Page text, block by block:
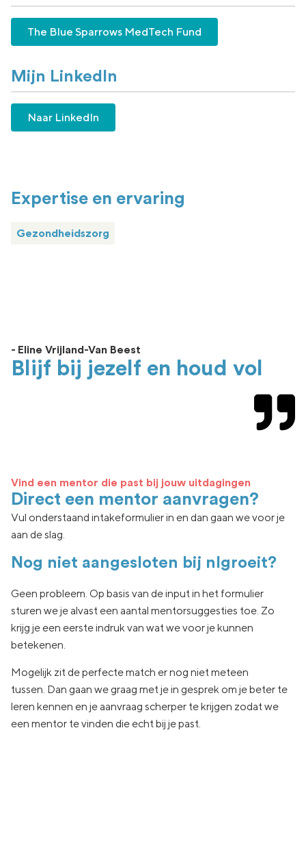
The Blue Sparrows MedTech Fund
Mijn LinkedIn
Naar LinkedIn
Expertise en ervaring
Gezondheidszorg
- Eline Vrijland-Van Beest
Blijf bij jezelf en houd vol
Vind een mentor die past bij jouw uitdagingen
Direct een mentor aanvragen?
Vul onderstaand intakeformulier in en dan gaan we voor je
aan de slag.
Nog niet aangesloten bij nlgroeit?
Geen probleem. Op basis van de input in het formulier
sturen we je alvast een aantal mentorsuggesties toe. Zo
krijg je een eerste indruk van watwe voor je kunnen
betekenen.
Mogelijk zit deperfecte match er nog niet meteen
tussen. Dan gaan we graag met je in gesprek om je beter te
leren kennen en je aanvraag scherper te krijgen zodat we
een mentor te vinden die echt bij je past.